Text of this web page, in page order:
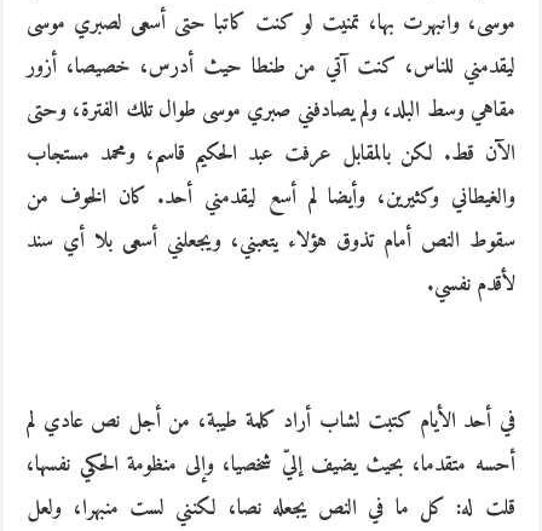
موسى، وانبهرت بها، تمنيت لو كنت كاتبا حتى أسعى لصبري موسى
ليقدمني للناس، كنت آتي من طنطا حيث أدرس، خصيصا، أزور
مقاهي وسط البلد، ولم يصادفني صبري موسى طوال تلك الفترة، وحتى
الآن قط. لكن بالمقابل عرفت عبد الحكيم قاسم، ومحمد مستجاب
والغيطاني وكثيرين، وأيضا لم أسع ليقدمني أحد. كان الخوف من
سقوط النص أمام تذوق هؤلاء يتعبني، ويجعلني أسعى بلا أي سند
لأقدم نفسي.
في أحد الأيام كتبت لشاب أراد كلمة طيبة، من أجل نص عادي لم
أحسه متقدما، بحيث يضيف إليّ شخصيا، وإلى منظومة الحكي نفسها،
قلت له: كل ما في النص يجعله نصا، لكنني لست منبهرا، ولعل